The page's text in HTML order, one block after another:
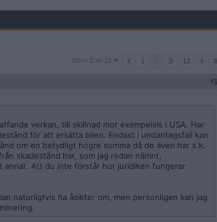
Sidan
Sidan 2 av 15 1 3 12
#
verkan, till skillnad mot exempelvis i USA. Har
för att ersätta bilen. Endast i undantagsfall kan
om en betydligt högre summa då de även har s.k.
skadestånd har, som jag redan nämnt,
annat. Att du inte förstår hur juridiken fungerar
naturligtvis ha åsikter om, men personligen kan jag